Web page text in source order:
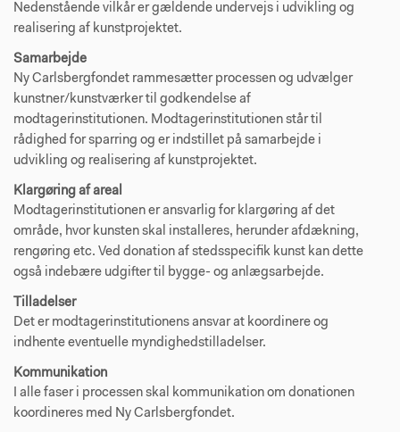
Nedenstående vilkår er gældende undervejs i udvikling og
realisering af kunstprojektet.
Samarbejde
Ny Carlsbergfondet rammesætter processen og udvælger
kunstner/kunstværker til godkendelse af
modtagerinstitutionen. Modtagerinstitutionen står til
rådighed for sparring og er indstillet på samarbejde i
udvikling og realisering af kunstprojektet.
Klargøring af areal
Modtagerinstitutionen er ansvarlig for klargøring af det
område, hvor kunsten skal installeres, herunder afdækning,
rengøring etc. Ved donation af stedsspecifik kunst kan dette
også indebære udgifter til bygge- og anlægsarbejde.
Tilladelser
Det er modtagerinstitutionens ansvar at koordinere og
indhente eventuelle myndighedstilladelser.
Kommunikation
I alle faser i processen skal kommunikation om donationen
koordineres med Ny Carlsbergfondet.